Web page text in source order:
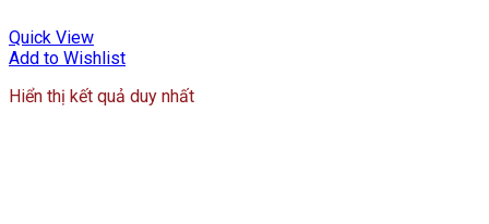
Quick View
Add to Wishlist
Hiển thị kết quả duy nhất